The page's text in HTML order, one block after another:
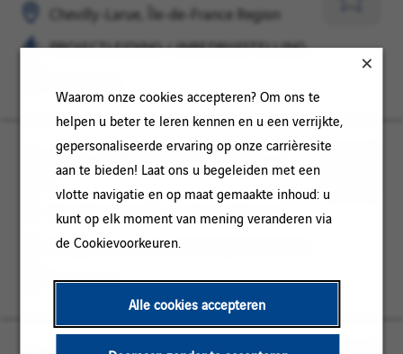
Waarom onze cookies accepteren? Om ons te
helpen u beter te leren kennen en u een verrijkte,
gepersonaliseerde ervaring op onze carrièresite
aan te bieden! Laat ons u begeleiden met een
vlotte navigatie en op maat gemaakte inhoud: u
kunt op elk moment van mening veranderen via
de Cookievoorkeuren.
Alle cookies accepteren
Chevilly-Larue, Île-de-France Region
Île-
de-
Region
PROJECTLEIDING / INBEDRIJFSTELLING
INBEDRIJFSTELLING
later
Conducteur de travaux / principal
Chevilly-Larue, Île-de-France Region
Chevilly-
Larue,
France
Region
PROJECTLEIDING / INBEDRIJFSTELLING
PROJECTLEIDING
INBEDRIJFSTELLING
Permanent